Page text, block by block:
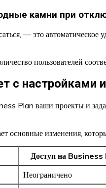
камни при
— это
пользователей
с
Plan ваши проекты и
основные изменения,
Доступ на Business
Неограничено